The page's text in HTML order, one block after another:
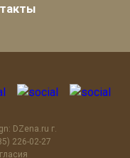
DZena.ru г.
226-02-27